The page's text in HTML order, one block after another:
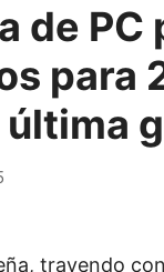
de PC
para
trayendo